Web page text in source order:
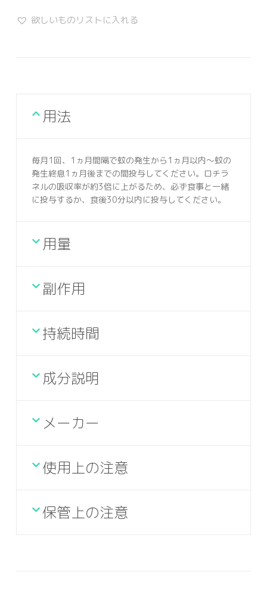
欲しいものリストに入れる
用法
毎月1回、1ヵ月間隔で蚊の発生から1ヵ月以内～蚊の
発生終息1ヵ月後までの間投与してください。ロチラ
ネルの吸収率が約3倍に上がるため、必ず食事と一緒
に投与するか、食後30分以内に投与してください。
用量
副作用
持続時間
成分説明
メーカー
使用上の注意
保管上の注意